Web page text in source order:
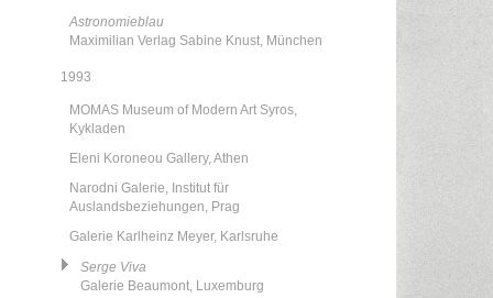
Astronomieblau
Maximilian Verlag Sabine Knust, München
1993
MOMAS Museum of Modern Art Syros,
Kykladen
Eleni Koroneou Gallery, Athen
Narodni Galerie, Institut für
Auslandsbeziehungen, Prag
Galerie Karlheinz Meyer, Karlsruhe
Serge Viva
Galerie Beaumont, Luxemburg